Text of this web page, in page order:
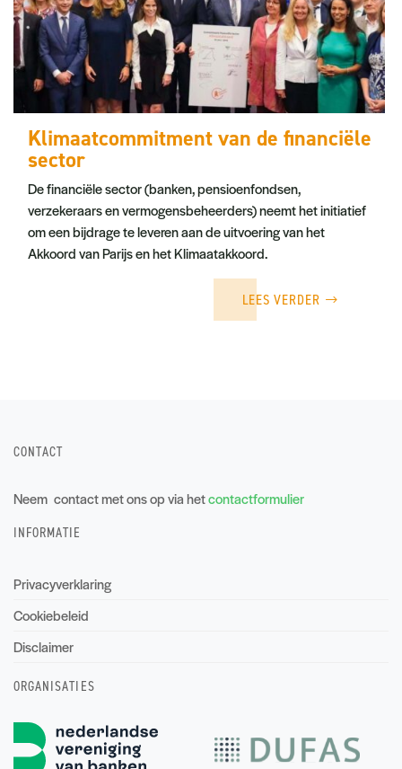
Klimaatcommitment van de financiële
sector
De financiële sector (banken, pensioenfondsen,
verzekeraars en vermogensbeheerders) neemt het initiatief
om een bijdrage te leveren aan de uitvoering van het
Akkoord van Parijs en het Klimaatakkoord.
LEES VERDER
CONTACT
Neem contact met ons op via hetcontactformulier
INFORMATIE
Privacyverklaring
Cookiebeleid
Disclaimer
ORGANISATIES